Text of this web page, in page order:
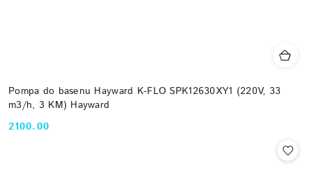
Pompa do basenu Hayward K-FLO SPK12630XY1 (220V, 33
m3/h, 3 KM) Hayward
Cena:
2100.00